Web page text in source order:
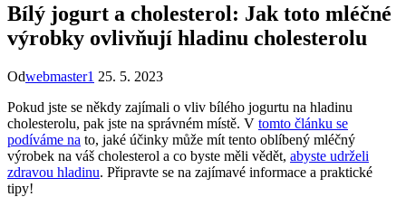
Bílý jogurt a cholesterol: Jak toto mléčné
výrobky ovlivňují hladinu cholesterolu
Odwebmaster1 25. 5. 2023
Pokud jste se někdy zajímali o vliv bílého jogurtu na hladinu
cholesterolu, pak jste na správném místě. V tomto článku se
podíváme na to, jaké účinky může mít tento oblíbený mléčný
výrobek na váš cholesterol a co byste měli vědět, abyste udrželi
zdravou hladinu. Připravte se na zajímavé informace a praktické
tipy!